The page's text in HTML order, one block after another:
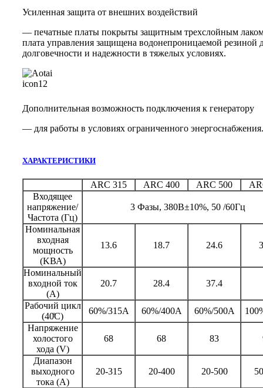
Усиленная защита от внешних воздействий
— печатные платы покрыты защитным трехслойным
плата управления защищена водонепроницаемой резиной
долговечности и надежности в тяжелых условиях.
Дополнительная возможность подключения к генератору
— для работы в условиях ограниченного энергоснабжения.
ХАРАКТЕРИСТИКИ
ARC 315 ARC 400 ARC 500
Входящее
напряжение/
Частота (Гц)
3 Фазы, 380В±10%, 50 /60Гц
Номинальная
входная
мощность
(KВА)
13.6 18.7 24.6
Номинальный
входной ток
(A)
20.7 28.4 37.4
Рабочий цикл
(40̊C)
60%/315A 60%/400A 60%/500A
Напряжение
холостого
хода (V)
68 68 83
Диапазон
выходного
тока (А)
20-315 20-400 20-500